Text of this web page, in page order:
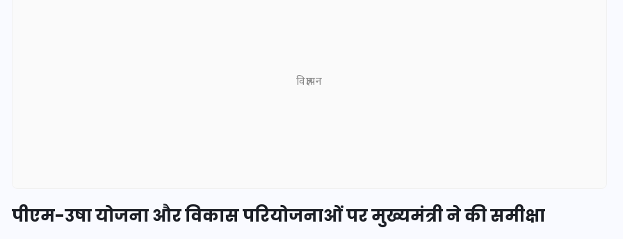
विज्ञापन
पीएम-उषा योजना और विकास परियोजनाओं पर मुख्यमंत्री ने की समीक्षा